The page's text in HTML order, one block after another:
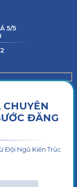
5/5
ĐĂNG
Đội Ngũ Kiến Trúc